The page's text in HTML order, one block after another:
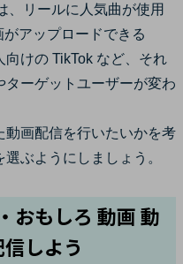
、リールに人気曲が使用
アップロードできる
けの TikTok など、それ
ーゲットユーザーが変わ
動画配信を行いたいかを考
ぶようにしましょう。
おもしろ 動画 動
しよう